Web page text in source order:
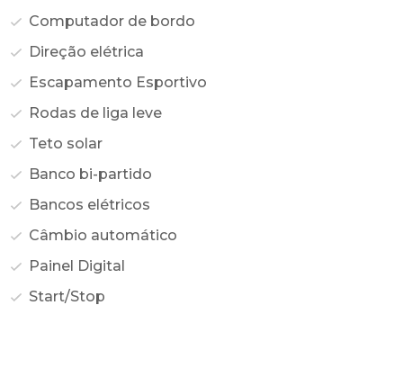
Computador de bordo
Direção elétrica
Escapamento Esportivo
Rodas de liga leve
Teto solar
Banco bi-partido
Bancos elétricos
Câmbio automático
Painel Digital
Start/Stop